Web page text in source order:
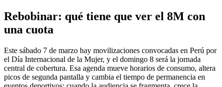
Rebobinar: qué tiene que ver el 8M con
una cuota
Este sábado 7 de marzo hay movilizaciones convocadas en Perú por
el Día Internacional de la Mujer, y el domingo 8 será la jornada
central de cobertura. Esa agenda mueve horarios de consumo, altera
picos de segunda pantalla y cambia el tiempo de permanencia en